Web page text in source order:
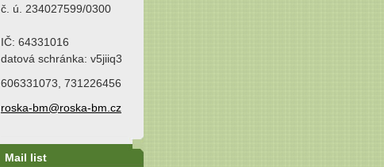
č. ú. 234027599/0300
IČ: 64331016
datová schránka: v5jiiq3
606331073, 731226456
roska-bm@roska-bm.cz
Mail list